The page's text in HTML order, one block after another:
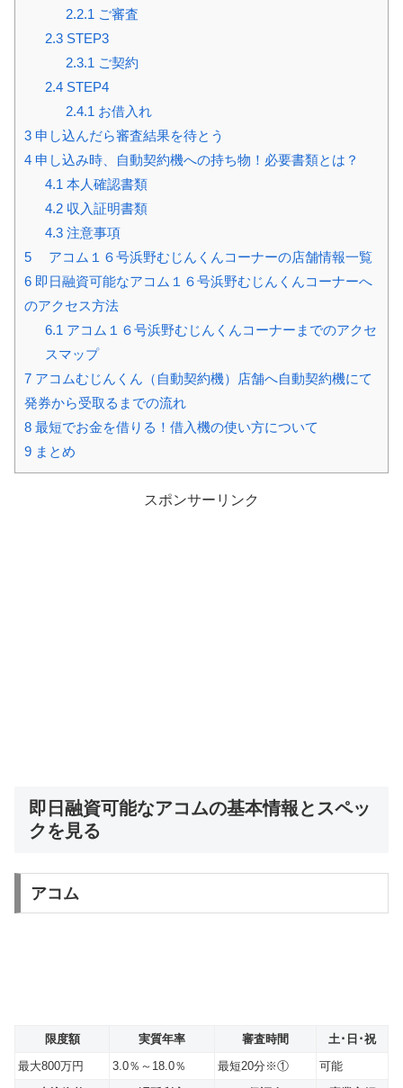
2.2.1 ご審査
2.3STEP3
2.3.1 ご契約
2.4STEP4
2.4.1 お借入れ
3 申し込んだら審査結果を待とう
4 申し込み時、自動契約機への持ち物！必要書類とは？
4.1 本人確認書類
4.2収入証明書類
4.3注意事項
5 アコム１６号浜野むじんくんコーナーの店舗情報一覧
6 即日融資可能なアコム１６号浜野むじんくんコーナーへ
のアクセス方法
6.1 アコム１６号浜野むじんくんコーナーまでのアクセ
スマップ
7 アコムむじんくん（自動契約機）店舗へ自動契約機にて
発券から受取るまでの流れ
8 最短でお金を借りる！借入機の使い方について
9 まとめ
スポンサーリンク
即日融資可能なアコムの基本情報とスペッ
クを見る
アコム
限度額 実質年率 審査時間
土･日･祝
最大800万円
3.0％～18.0％ 最短20分※①
可能